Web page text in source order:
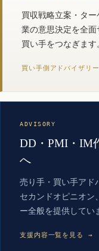
買収戦略立案・タ
業の意思決定を全
買い手をつなぎます
買い手側アドバイザリ
ADVISORY
DD・PMI・IM
へ
売り手・買い手アド
セカンドオピニオン
ー全般を提供してい
支援内容一覧を見る →